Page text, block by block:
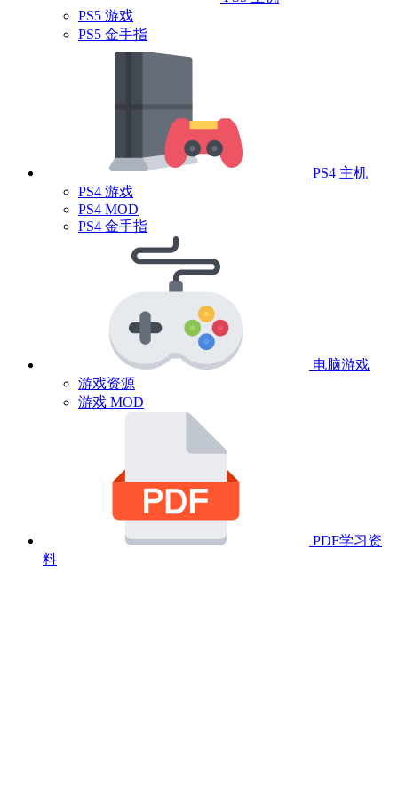
PS5 游戏
PS5 金手指
PS4 主机
PS4 游戏
PS4 MOD
PS4 金手指
电脑游戏
游戏资源
游戏 MOD
PDF学习资
料